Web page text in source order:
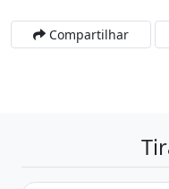
Compartilhar